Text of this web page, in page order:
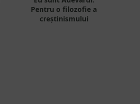
Pentru o filozofie a
creștinismului